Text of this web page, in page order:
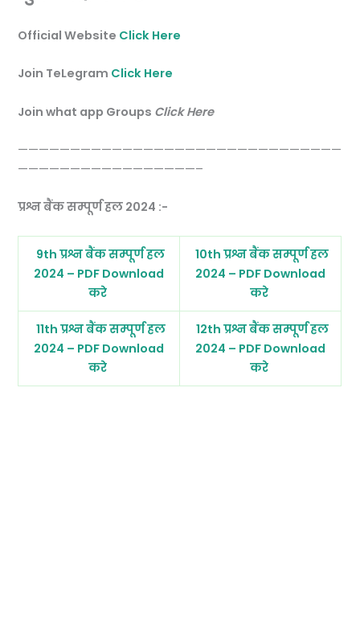
Official Website Click Here
Join TeLegram Click Here
Join what app Groups Click Here
———————————————————————————————
—————————————————–
प्रश्न बैंक सम्पूर्ण हल 2024 :-
9th प्रश्न बैंक सम्पूर्ण हल
2024 – PDF Download
करे
10th प्रश्न बैंक सम्पूर्ण हल
2024 – PDF Download
करे
11th प्रश्न बैंक सम्पूर्ण हल
2024 – PDF Download
करे
12th प्रश्न बैंक सम्पूर्ण हल
2024 – PDF Download
करे